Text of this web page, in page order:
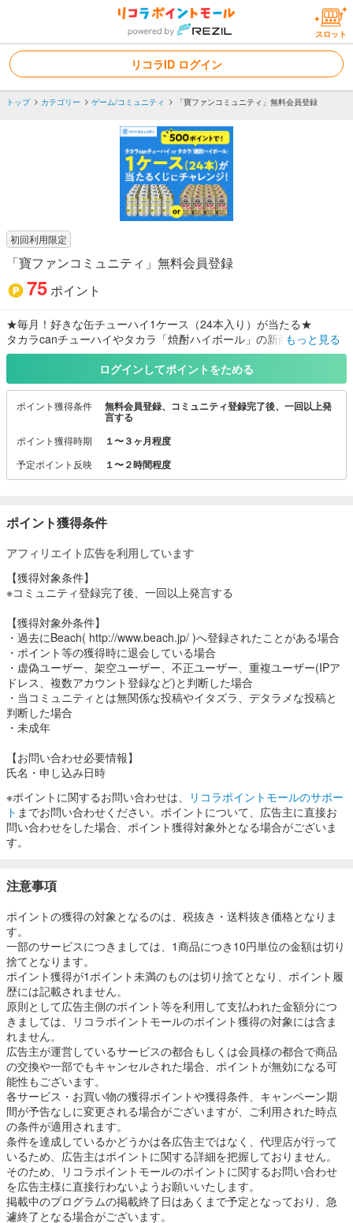
スロット
リコラID ログイン
トップ カテゴリー ゲーム/コミュニティ 「寶ファンコミュニティ」無料会員登録
初回利用限定
「寶ファンコミュニティ」無料会員登録
75ポイント
★毎月！好きな缶チューハイ1ケース（24本入り）が当たる★
タカラcanチューハイやタカラ「焼酎ハイボール」の新商品がお試し
できたり、イベントに参加できるチャンス！
もっと見る
ログインしてポイントをためる
ポイント獲得条件 無料会員登録、コミュニティ登録完了後、一回以上発
言する
ポイント獲得時期 １〜３ヶ月程度
予定ポイント反映 １〜２時間程度
ポイント獲得条件
アフィリエイト広告を利用しています
【獲得対象条件】
※コミュニティ登録完了後、一回以上発言する
【獲得対象外条件】
・過去にBeach( http://www.beach.jp/ )へ登録されたことがある場合
・ポイント等の獲得時に退会している場合
・虚偽ユーザー、架空ユーザー、不正ユーザー、重複ユーザー(IPア
ドレス、複数アカウント登録など)と判断した場合
・当コミュニティとは無関係な投稿やイタズラ、デタラメな投稿と
判断した場合
・未成年
【お問い合わせ必要情報】
氏名・申し込み日時
※ポイントに関するお問い合わせは、
リコラポイントモールのサポー
ト までお問い合わせください。ポイントについて、広告主に直接お
問い合わせをした場合、ポイント獲得対象外となる場合がございま
す。
注意事項
ポイントの獲得の対象となるのは、税抜き・送料抜き価格となりま
す。
一部のサービスにつきましては、1商品につき10円単位の金額は切り
捨てとなります。
ポイント獲得が1ポイント未満のものは切り捨てとなり、ポイント履
歴には記載されません。
原則として広告主側のポイント等を利用して支払われた金額分につ
きましては、リコラポイントモールのポイント獲得の対象には含ま
れません。
広告主が運営しているサービスの都合もしくは会員様の都合で商品
の交換や一部でもキャンセルされた場合、ポイントが無効になる可
能性もございます。
各サービス・お買い物の獲得ポイントや獲得条件、キャンペーン期
間が予告なしに変更される場合がございますが、ご利用された時点
の条件が適用されます。
条件を達成しているかどうかは各広告主ではなく、代理店が行って
いるため、広告主はポイントに関する詳細を把握しておりません。
そのため、リコラポイントモールのポイントに関するお問い合わせ
を広告主様に直接行わないようお願いいたします。
掲載中のプログラムの掲載終了日はあくまで予定となっており、急
遽終了となる場合がございます。